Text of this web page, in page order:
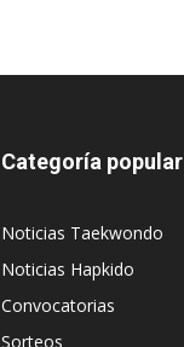
Categoría popular
Noticias Taekwondo
Noticias Hapkido
Convocatorias
Sorteos